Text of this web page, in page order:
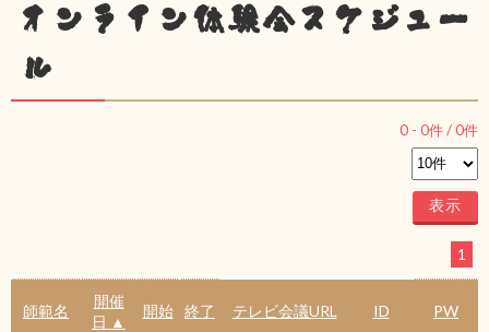
オンライン体験会スケジュー
ル
0 - 0件 /0件
1
師範名
開催
日 ▲
開始 終了 テレビ会議URL ID PW